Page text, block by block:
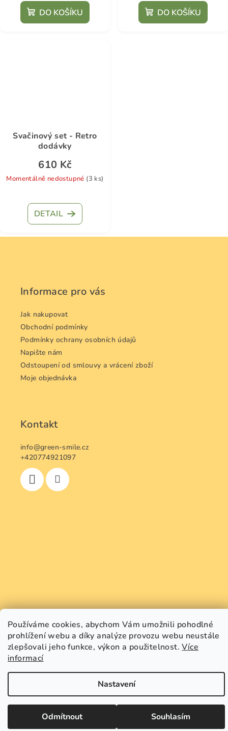
Používáme cookies, abychom Vám umožnili pohodlné
prohlížení webu a díky analýze provozu webu neustále
zlepšovali jeho funkce, výkon a použitelnost.Více
informací
Nastavení
Odmítnout Souhlasím
DO KOŠÍKU DO KOŠÍKU
Svačinový set - Retro
dodávky
610 Kč
Momentálně nedostupné (3 ks)
DETAIL
Informace pro vás
Jak nakupovat
Obchodní podmínky
Podmínky ochrany osobních údajů
Napište nám
Odstoupení od smlouvy a vrácení zboží
Moje objednávka
Kontakt
info@green-smile.cz
+420774921097
Copyright 2026 GREEN SMILE. Všechna práva vyhrazena.
Upravit nastavení cookies